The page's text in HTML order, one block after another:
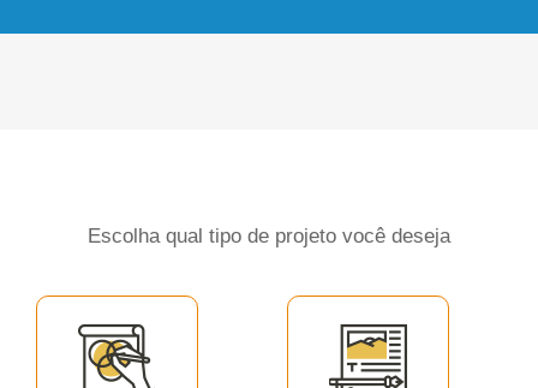
Escolha qual tipo de projeto você deseja